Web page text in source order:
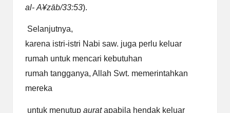
al- A¥zāb/33:53).
Selanjutnya,
karena istri-istri Nabi saw. juga perlu keluar
rumah untuk mencari kebutuhan
rumah tangganya, Allah Swt. memerintahkan
mereka
untuk menutup auratapabila hendak keluar